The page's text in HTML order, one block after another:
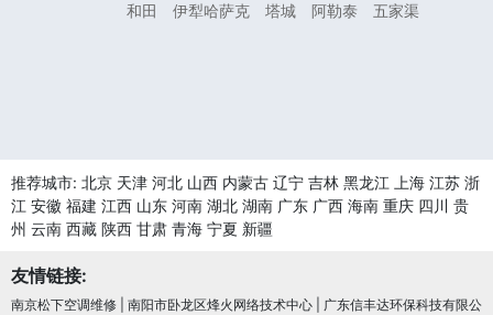
和田
伊犁哈萨克 塔城 阿勒泰 五家渠
推荐城市: 北京 天津 河北 山西 内蒙古 辽宁 吉林 黑龙江 上海 江苏 浙
江 安徽 福建 江西 山东 河南 湖北 湖南 广东 广西 海南 重庆 四川 贵
州 云南 西藏 陕西 甘肃 青海 宁夏 新疆
友情链接:
南京松下空调维修 南阳市卧龙区烽火网络技术中心
广东信丰达环保科技有限公